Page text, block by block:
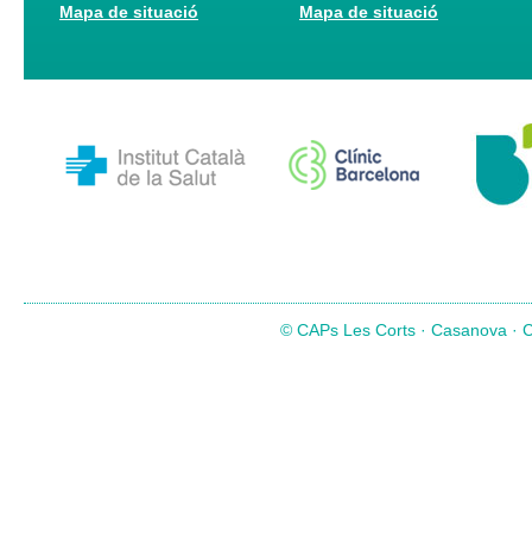
Mapa de situació Mapa de situació
© CAPs Les Corts · Casanova ·